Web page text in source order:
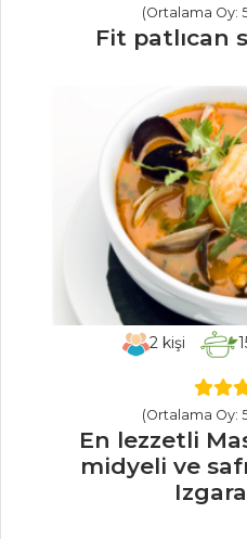
Baharatlı Sıcak
Nohut Salatası
MERCİMEKLİ
LAHANA SARMA
Salatalar Tüm
Tarifleri
PASTA VE
TATLILAR
Zebra Tatlı
PORTAKALLI VE
KREMALI PAY
Pasta ve Tatlılar
(Ortalama Oy:
Fit patlıcan
2 kişi
(Ortalama Oy:
En lezzetli
midyeli ve